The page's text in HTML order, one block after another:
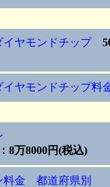
イヤモンドチップ
イヤモンドチップ料
8万8000円(税込)
料金 都道府県別